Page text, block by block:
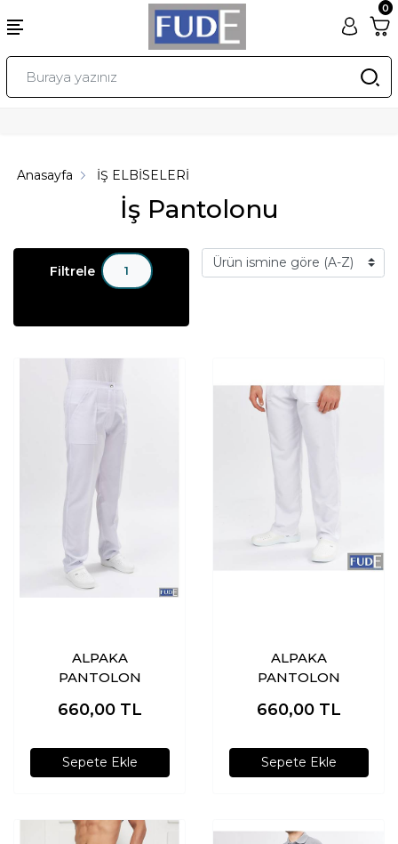
0
İş Pantolonu
Anasayfa İŞ ELBİSELERİ
Filtrele 1
ALPAKA
PANTOLON
660,00 TL
Sepete Ekle
ALPAKA
PANTOLON
660,00 TL
Sepete Ekle